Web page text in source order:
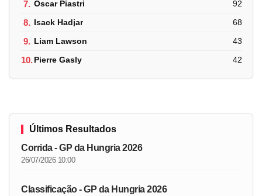
7. Oscar Piastri 92
8. Isack Hadjar 68
9. Liam Lawson 43
10.Pierre Gasly 42
Últimos Resultados
Corrida - GP da Hungria 2026
26/07/2026 10:00
Classificação - GP da Hungria 2026